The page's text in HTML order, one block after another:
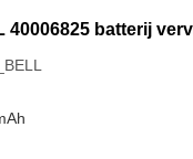
40006825 batterij